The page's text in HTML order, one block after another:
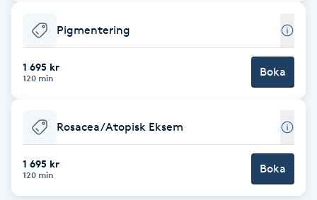
Diamantslipning
Pigmentering
1 695 kr
120 min Boka
Rosacea/Atopisk Eksem
1 695 kr
120 min Boka